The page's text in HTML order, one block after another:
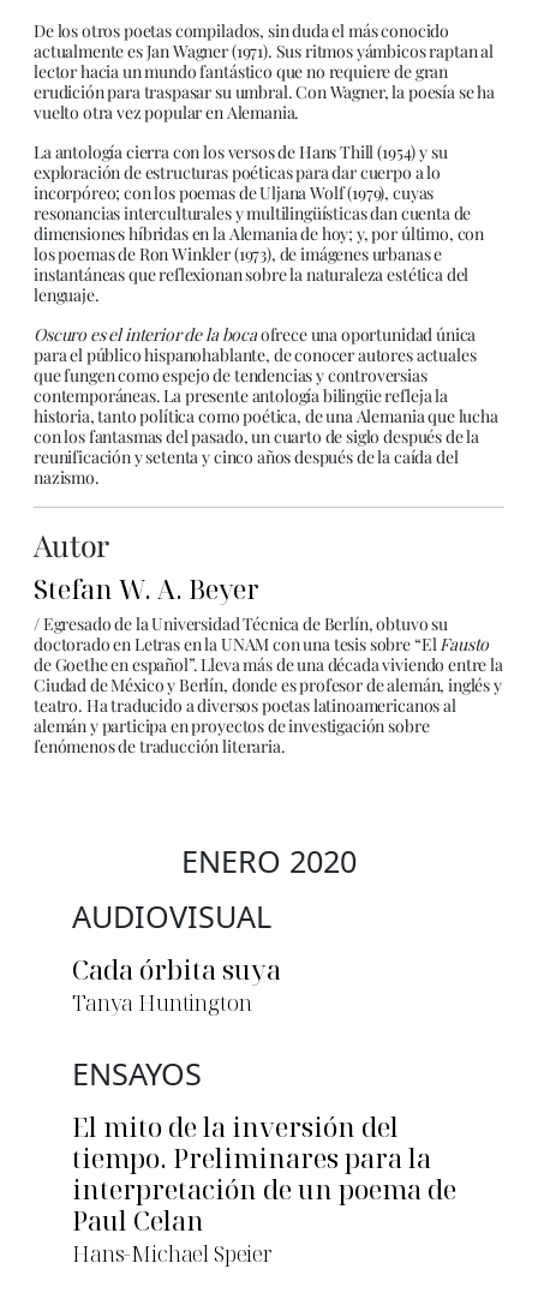
De los otros poetas compilados, sin duda el más conocido
actualmente es Jan Wagner (1971). Sus ritmos yámbicos raptan al
lector hacia un mundo fantástico que no requiere de gran
erudición para traspasar su umbral. Con Wagner, la poesía se ha
vuelto otra vez popular en Alemania.
La antología cierra con los versos de Hans Thill (1954) y su
exploración de estructuras poéticas para dar cuerpo a lo
incorpóreo; con los poemas de Uljana Wolf (1979), cuyas
resonancias interculturales y multilingüísticas dan cuenta de
dimensiones híbridas en la Alemania de hoy; y, por último, con
los poemas de Ron Winkler (1973), de imágenes urbanas e
instantáneas que reflexionan sobre la naturaleza estética del
lenguaje.
Oscuro es el interior de la bocaofrece una oportunidad única
para el público hispanohablante, de conocer autores actuales
que fungen como espejo de tendencias y controversias
contemporáneas. La presente antología bilingüe refleja la
historia, tanto política como poética, de una Alemania que lucha
con los fantasmas del pasado, un cuarto de siglo después de la
reunificación y setenta y cinco años después de la caída del
nazismo.
Autor
Stefan W. A. Beyer
/ Egresado de la Universidad Técnica de Berlín, obtuvo su
doctorado en Letras en la UNAM con una tesis sobre “ElFausto
de Goethe en español”. Lleva más de una década viviendo entre la
Ciudad de México y Berlín, donde es profesor de alemán, inglés y
teatro. Ha traducido a diversos poetas latinoamericanos al
alemán y participa en proyectos de investigación sobre
fenómenos de traducción literaria.
ENERO 2020
AUDIOVISUAL
Cada órbita suya
Tanya Huntington
ENSAYOS
El mito de la inversión del
tiempo. Preliminares para la
interpretación de un poema de
Paul Celan
Hans-Michael Speier